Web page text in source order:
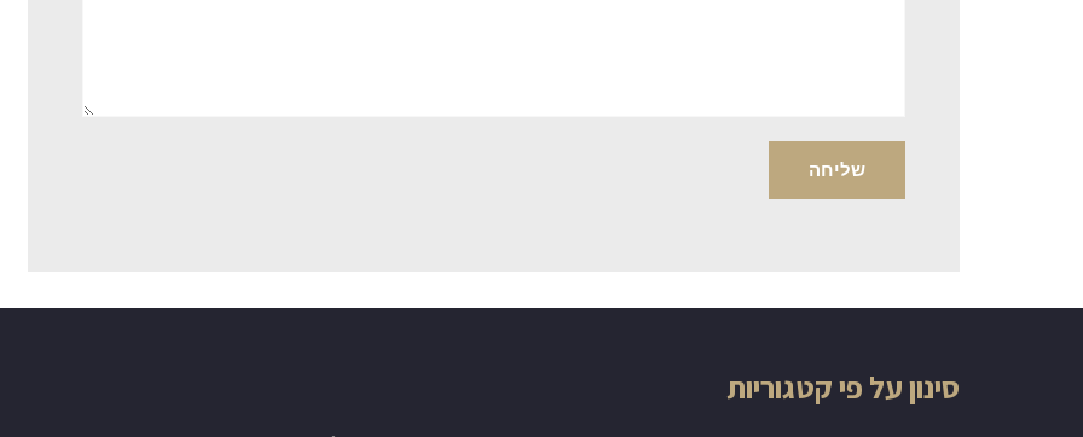
סינון על פי קטגוריות